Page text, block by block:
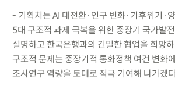
- 기획처는 AI 대전환·인구 변화·기후위기·
5대 구조적 과제 극복을 위한 중장기 국가발
설명하고 한국은행과의 긴밀한 협업을 희망
구조적 문제는 중장기적 통화정책 여건 변화
조사연구 역량을 토대로 적극 기여해 나가겠